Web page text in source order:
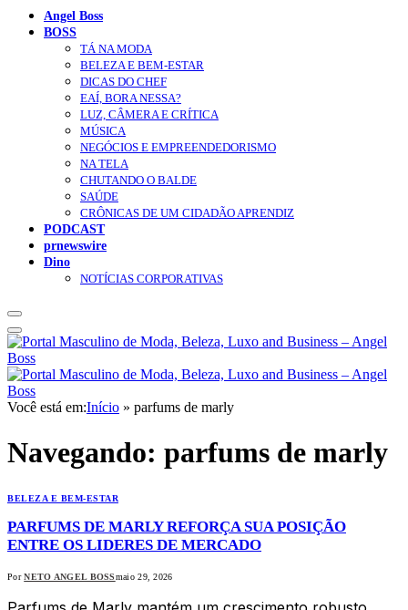
Angel Boss
BOSS
TÁ NA MODA
BELEZA E BEM-ESTAR
DICAS DO CHEF
EAÍ, BORA NESSA?
LUZ, CÂMERA E CRÍTICA
MÚSICA
NEGÓCIOS E EMPREENDEDORISMO
NA TELA
CHUTANDO O BALDE
SAÚDE
CRÔNICAS DE UM CIDADÃO APRENDIZ
PODCAST
prnewswire
Dino
NOTÍCIAS CORPORATIVAS
Você está em:Início » parfums de marly
Navegando: parfums de marly
BELEZA E BEM-ESTAR
PARFUMS DE MARLY REFORÇA SUA POSIÇÃO
ENTRE OS LIDERES DE MERCADO
Por NETO ANGEL BOSSmaio 29, 2026